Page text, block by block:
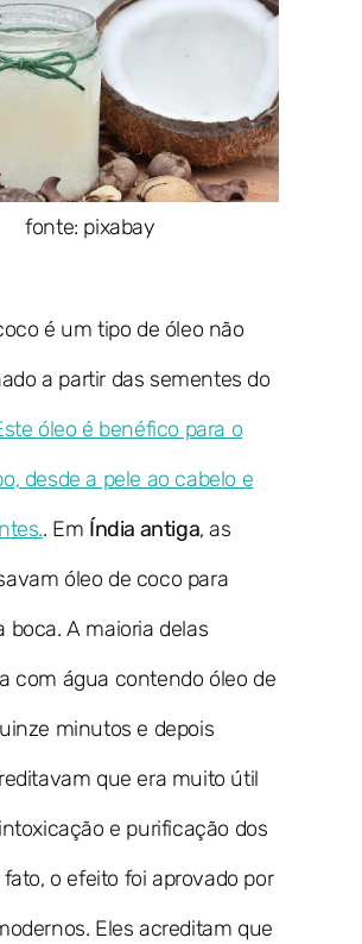
fonte: pixabay
é um tipo de óleo não
a partir das sementes do
óleo é benéfico para o
desde a pele ao cabelo e
. Em Índia antiga, as
óleo de coco para
boca. A maioria delas
com água contendo óleo de
minutos e depois
que era muito útil
e purificação dos
fato, o efeito foi aprovado por
Eles acreditam que